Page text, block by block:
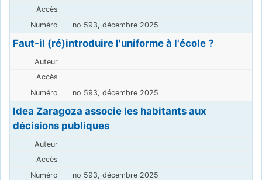
no 593, décembre 2025
Faut-il (ré)introduire l'uniforme à l'école ?
no 593, décembre 2025
Idea Zaragoza associe les habitants aux
décisions publiques
no 593, décembre 2025